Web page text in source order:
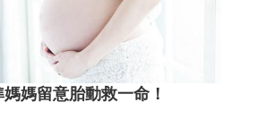
媽留意胎動救一命！